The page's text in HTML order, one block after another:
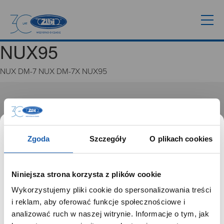
Zgoda Szczegóły O plikach cookies
Niniejsza strona korzysta z plików cookie
Wykorzystujemy pliki cookie do spersonalizowania treści
i reklam, aby oferować funkcje społecznościowe i
analizować ruch w naszej witrynie. Informacje o tym, jak
NUX95
NUX DM-7 NUX DM-7X NUX95
GRUPA ZIBI
Historia
Misja, wizja i wartości Grupy Zibi
Ważne daty
Zgoda na ciasteczka
PRODUKTY
Zegarki
SZANOWNY UŻYTKOWNIKU,
SZANOWNA UŻYTKOWNICZKO